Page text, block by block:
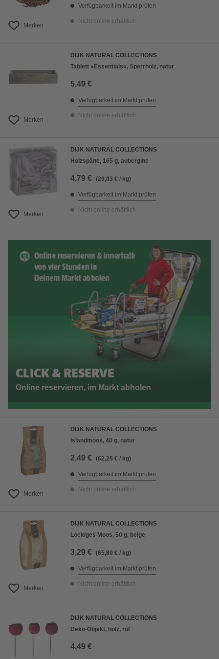
Merken
Verfügbarkeit im Markt prüfen
Nicht online erhältlich
Merken
DIJK NATURAL COLLECTIONS
Tablett »Essentials«, Sperrholz, natur
5,49 €
Verfügbarkeit im Markt prüfen
Nicht online erhältlich
Merken
DIJK NATURAL COLLECTIONS
Holzspäne, 165 g, aubergine
4,79 € (29,03 € / kg)
Verfügbarkeit im Markt prüfen
Nicht online erhältlich
CLICK & RESERVE
Online reservieren, im Markt abholen
Merken
DIJK NATURAL COLLECTIONS
Islandmoos, 40 g, natur
2,49 € (62,25 € / kg)
Verfügbarkeit im Markt prüfen
Nicht online erhältlich
Merken
DIJK NATURAL COLLECTIONS
Lockiges Moos, 50 g, beige
3,29 € (65,80 € / kg)
Verfügbarkeit im Markt prüfen
Nicht online erhältlich
DIJK NATURAL COLLECTIONS
Deko-Objekt, holz, rot
4,49 €